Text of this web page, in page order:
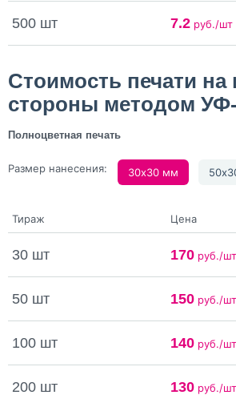
500 шт 7.2руб./шт
Стоимость печати на
стороны методом
Полноцветная печать
Размер нанесения: 30х30 мм
Тираж Цена
30 шт 170руб./шт
50 шт 150руб./шт
100 шт 140руб./шт
200 шт 130руб./шт